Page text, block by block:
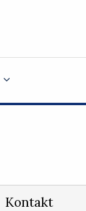
Kontakt